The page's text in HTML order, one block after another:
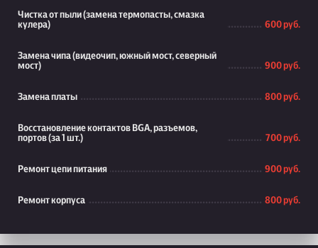
Чистка от пыли (замена термопасты, смазка
кулера)
600 руб.
Замена чипа (видеочип, южный мост, северный
мост)
900 руб.
Замена платы 800 руб.
Восстановление контактов BGA, разъемов,
портов (за 1 шт.)
700 руб.
Ремонт цепи питания 900 руб.
Ремонт корпуса 800 руб.